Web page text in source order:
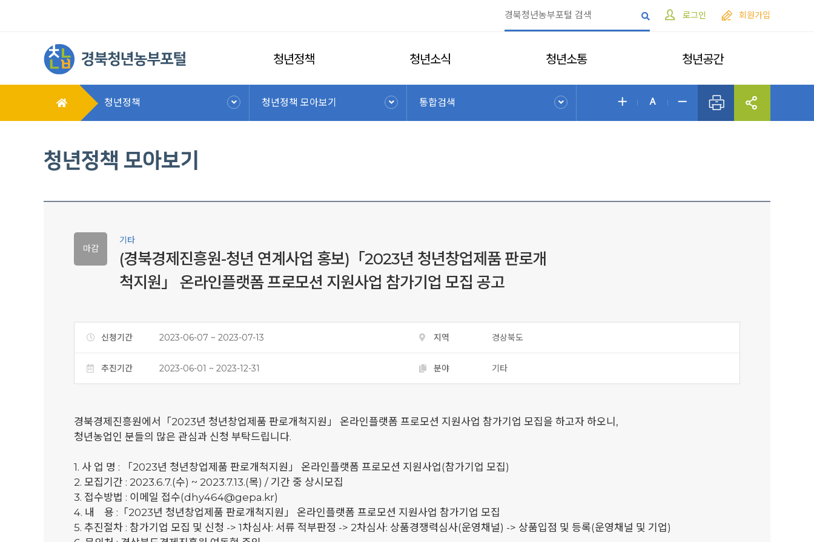
로그인 회원가입
청년정책 청년소식 청년소통 청년공간
청년정책 청년정책 모아보기 통합검색
청년정책 모아보기
마감
기타
(경북경제진흥원-청년 연계사업 홍보)「2023년 청년창업제품 판로개
척지원」 온라인플랫폼 프로모션 지원사업 참가기업 모집 공고
신청기간 2023-06-07 ~ 2023-07-13 지역 경상북도
추진기간 2023-06-01 ~ 2023-12-31 분야 기타
경북경제진흥원에서「2023년 청년창업제품 판로개척지원」 온라인플랫폼 프로모션 지원사업 참가기업 모집을 하고자 하오니,
청년농업인 분들의 많은 관심과 신청 부탁드립니다.
1. 사 업 명 : 「2023년 청년창업제품 판로개척지원」 온라인플랫폼 프로모션 지원사업(참가기업 모집)
2. 모집기간 : 2023.6.7.(수) ~ 2023.7.13.(목) / 기간 중 상시모집
3. 접수방법 : 이메일 접수(dhy464@gepa.kr)
4. 내 용 :「2023년 청년창업제품 판로개척지원」 온라인플랫폼 프로모션 지원사업 참가기업 모집
5. 추진절차 : 참가기업 모집 및 신청 -> 1차심사: 서류 적부판정 -> 2차심사: 상품경쟁력심사(운영채널) -> 상품입점 및 등록(운영채널 및 기업)